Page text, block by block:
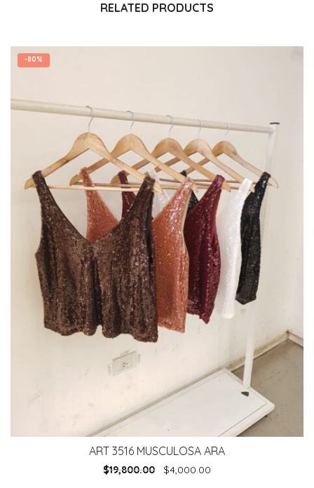
RELATED PRODUCTS
-80%
ART 3516 MUSCULOSA ARA
$19,800.00 $4,000.00